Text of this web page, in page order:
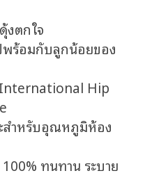
งตกใจ
ร้อมกับลูกน้อยของ
International Hip
สำหรับอุณหภูมิห้อง
ทนทาน ระบาย